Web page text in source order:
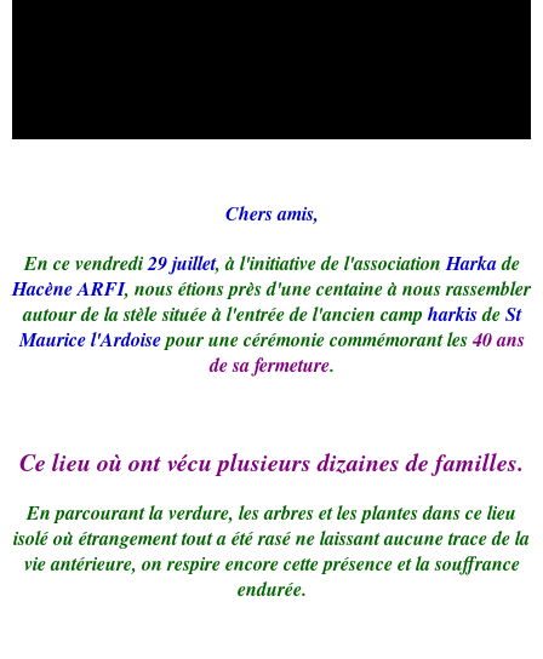
Chers amis,
En ce vendredi29 juillet, à l'initiative de l'associationHarkade
Hacène ARFI, nous étions près d'une centaine à nous rassembler
autour de la stèle située à l'entrée de l'ancien camp harkisdeSt
Maurice l'Ardoisepour une cérémonie commémorant les40 ans
de sa fermeture.
Ce lieu où ont vécu plusieurs dizaines de familles.
En parcourant la verdure, les arbres et les plantes dans ce lieu
isolé où étrangement tout a été rasé ne laissant aucune trace de la
vie antérieure, on respire encore cette présence et la souffrance
endurée.